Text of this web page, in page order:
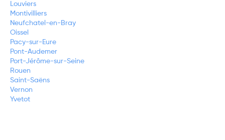
Louviers
Montivilliers
Neufchatel-en-Bray
Oissel
Pacy-sur-Eure
Pont-Audemer
Port-Jérôme-sur-Seine
Rouen
Saint-Saëns
Vernon
Yvetot